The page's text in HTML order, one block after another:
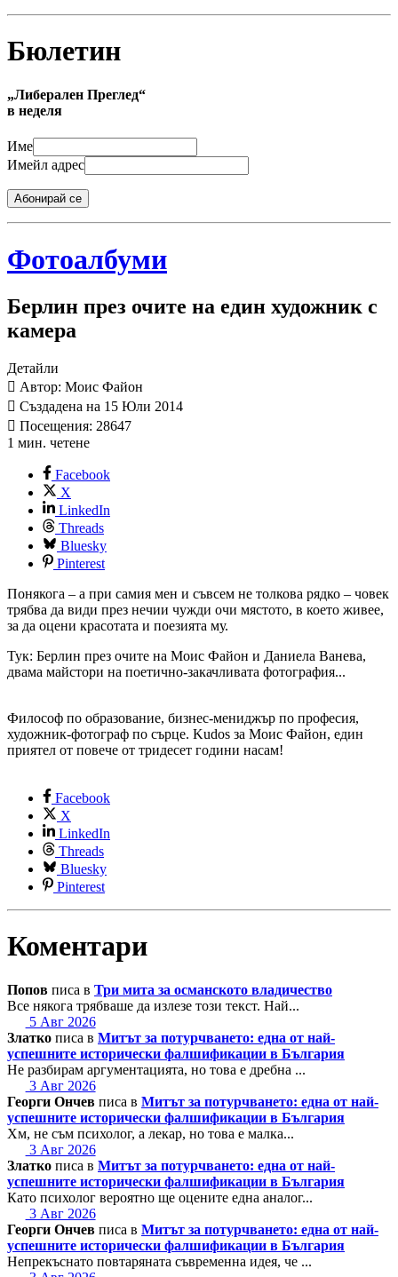
Бюлетин
„Либерален Преглед“
в неделя
Име
Имейл адрес
Абонирай се
Фотоалбуми
Берлин през очите на един художник с
камера
Детайли
Автор: Моис Файон
Създадена на 15 Юли 2014
Посещения: 28647
1 мин. четене
Facebook
X
LinkedIn
Threads
Bluesky
Pinterest
Понякога – а при самия мен и съвсем не толкова рядко – човек
трябва да види през нечии чужди очи мястото, в което живее,
за да оцени красотата и поезията му.
Тук: Берлин през очите на Моис Файон и Даниела Ванева,
двама майстори на поетично-закачливата фотография...
Философ по образование, бизнес-мениджър по професия,
художник-фотограф по сърце. Kudos за Моис Файон, един
приятел от повече от тридесет години насам!
Facebook
X
LinkedIn
Threads
Bluesky
Pinterest
Коментари
Попов писа в Три мита за османското владичество
Все някога трябваше да излезе този текст. Най...
5 Авг 2026
Златко писа в Митът за потурчването: една от най-
успешните исторически фалшификации в България
Не разбирам аргументацията, но това е дребна ...
3 Авг 2026
Георги Ончев писа в Митът за потурчването: една от най-
успешните исторически фалшификации в България
Хм, не съм психолог, а лекар, но това е малка...
3 Авг 2026
Златко писа в Митът за потурчването: една от най-
успешните исторически фалшификации в България
Като психолог вероятно ще оцените една аналог...
3 Авг 2026
Георги Ончев писа в Митът за потурчването: една от най-
успешните исторически фалшификации в България
Непрекъснато повтаряната съвременна идея, че ...